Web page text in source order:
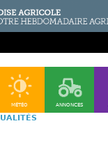
MÉTÉO ANNONCES